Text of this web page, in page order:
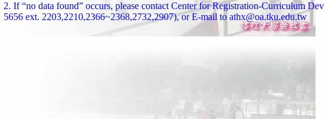
2. If “no data found” occurs, please contact Center for Registration-Curriculum
5656 ext. 2203,2210,2366~2368,2732,2907), or E-mail to athx@oa.tku.edu.tw